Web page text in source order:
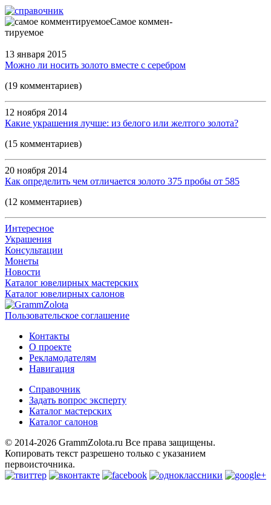
Самое коммен-
тируемое
13 января 2015
Можно ли носить золото вместе с серебром
(19 комментариев)
12 ноября 2014
Какие украшения лучше: из белого или желтого золота?
(15 комментариев)
20 ноября 2014
Как определить чем отличается золото 375 пробы от 585
(12 комментариев)
Интересное
Украшения
Консультации
Монеты
Новости
Каталог ювелирных мастерских
Каталог ювелирных салонов
Пользовательское соглашение
Контакты
О проекте
Рекламодателям
Навигация
Справочник
Задать вопрос эксперту
Каталог мастерских
Каталог салонов
© 2014-2026 GrammZolota.ru Все права защищены.
Копировать текст разрешено только с указанием
первоисточника.